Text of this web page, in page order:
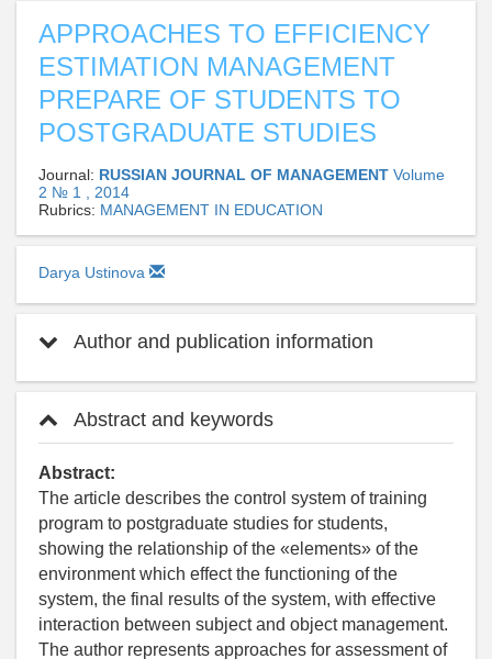
APPROACHES TO EFFICIENCY
ESTIMATION MANAGEMENT
PREPARE OF STUDENTS TO
POSTGRADUATE STUDIES
Journal: RUSSIAN JOURNAL OF MANAGEMENT Volume
2 № 1 , 2014
Rubrics: MANAGEMENT IN EDUCATION
Darya Ustinova
Author and publication information
Abstract and keywords
Abstract:
The article describes the control system of training
program to postgraduate studies for students,
showing the relationship of the «elements» of the
environment which effect the functioning of the
system, the final results of the system, with effective
interaction between subject and object management.
The author represents approaches for assessment of